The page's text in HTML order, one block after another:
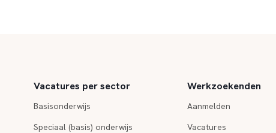
Vacatures per sector
Basisonderwijs
Speciaal (basis) onderwijs
Werkzoekenden
Aanmelden
Vacatures